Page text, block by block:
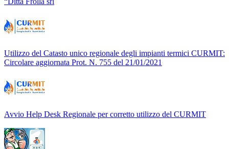
Utilizzo del Catasto unico regionale degli impianti termici CURMIT:
Circolare aggiornata Prot. N. 755 del 21/01/2021
Avvio Help Desk Regionale per corretto utilizzo del CURMIT